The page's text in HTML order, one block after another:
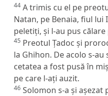
44 A trimis cu el pe
Natan, pe Benaia, fiul
peletiți, și l-au pus
45 Preotul Țadoc și
la Ghihon. De acolo s-
cetatea a fost pusă în
pe care l-ați auzit.
46 Solomon s-a și așezat